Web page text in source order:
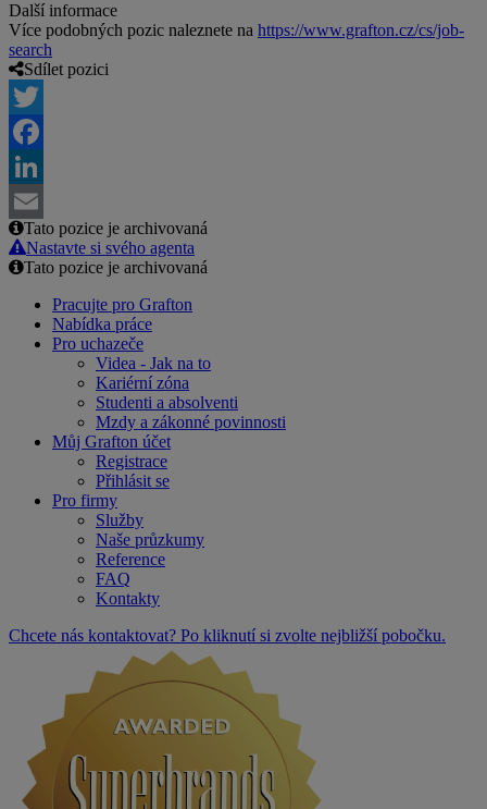
Další informace
Více podobných pozic naleznete na https://www.grafton.cz/cs/job-
search
Sdílet pozici
Twitter
Facebook
LinkedIn
Email
Tato pozice je archivovaná
Nastavte si svého agenta
Tato pozice je archivovaná
Pracujte pro Grafton
Nabídka práce
Pro uchazeče
Videa - Jak na to
Kariérní zóna
Studenti a absolventi
Mzdy a zákonné povinnosti
Můj Grafton účet
Registrace
Přihlásit se
Pro firmy
Služby
Naše průzkumy
Reference
FAQ
Kontakty
Chcete nás kontaktovat? Po kliknutí si zvolte nejbližší pobočku.